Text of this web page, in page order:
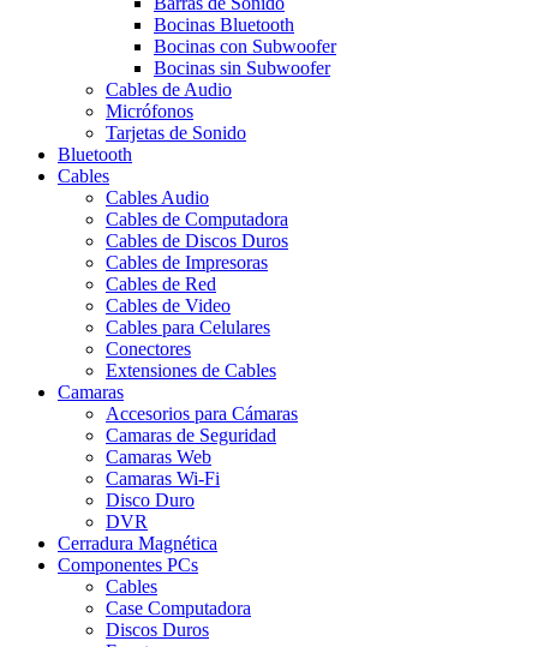
Bocinas Bluetooth
Bocinas con Subwoofer
Bocinas sin Subwoofer
Cables de Audio
Micrófonos
Tarjetas de Sonido
Bluetooth
Cables
Cables Audio
Cables de Computadora
Cables de Discos Duros
Cables de Impresoras
Cables de Red
Cables de Video
Cables para Celulares
Conectores
Extensiones de Cables
Camaras
Accesorios para Cámaras
Camaras de Seguridad
Camaras Web
Camaras Wi-Fi
Disco Duro
DVR
Cerradura Magnética
Componentes PCs
Cables
Case Computadora
Discos Duros